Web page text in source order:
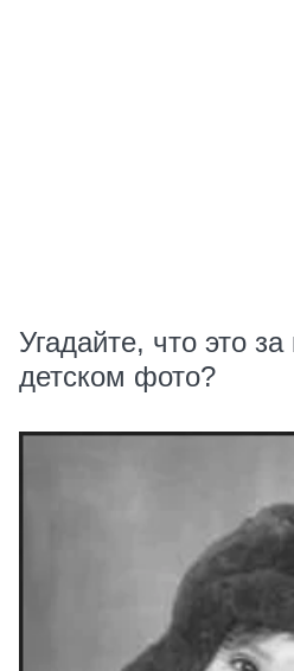
Угадайте, что это
детском фото?